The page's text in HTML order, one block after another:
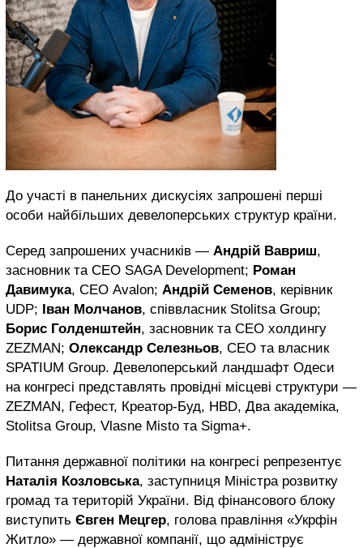
До участі в панельних дискусіях запрошені перші
особи найбільших девелоперських структур країни.
Серед запрошених учасників — Андрій Вавриш,
засновник та CEO SAGA Development; Роман
Давимука, CEO Avalon; Андрій Семенов, керівник
UDP; Іван Молчанов, співвласник Stolitsa Group;
Борис Голденштейн, засновник та CEO холдингу
ZEZMAN; Олександр Селезньов, CEO та власник
SPATIUM Group. Девелоперський ландшафт Одеси
на конгресі представлять провідні місцеві структури —
ZEZMAN, Гефест, Креатор-Буд, HBD, Два академіка,
Stolitsa Group, Vlasne Misto та Sigma+.
Питання державної політики на конгресі репрезентує
Наталія Козловська, заступниця Міністра розвитку
громад та територій України. Від фінансового блоку
виступить Євген Мецгер, голова правління «Укрфін
Житло» — державної компанії, що адмініструє